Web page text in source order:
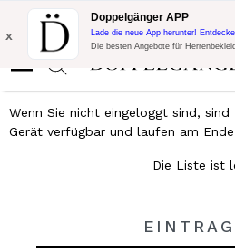
Blitzangebot:
10% Extra-Rabatt auf
DOPPEL300
x
Doppelgänger APP
Lade die neue App herunter!
Die besten Angebote für
Wenn Sie nicht eingeloggt sind,
Gerät verfügbar und laufen am
Die Liste ist